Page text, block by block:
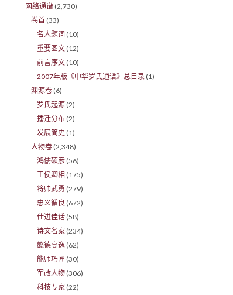
网络通谱 (2,730)
卷首 (33)
名人题词 (10)
重要图文 (12)
前言序文 (10)
2007年版《中华罗氏通谱》总目录 (1)
渊源卷 (6)
罗氏起源 (2)
播迁分布 (2)
发展简史 (1)
人物卷 (2,348)
鸿儒硕彦 (56)
王侯卿相 (175)
将帅武勇 (279)
忠义循良 (672)
仕进佳话 (58)
诗文名家 (234)
懿德高逸 (62)
能师巧匠 (30)
军政人物 (306)
科技专家 (22)